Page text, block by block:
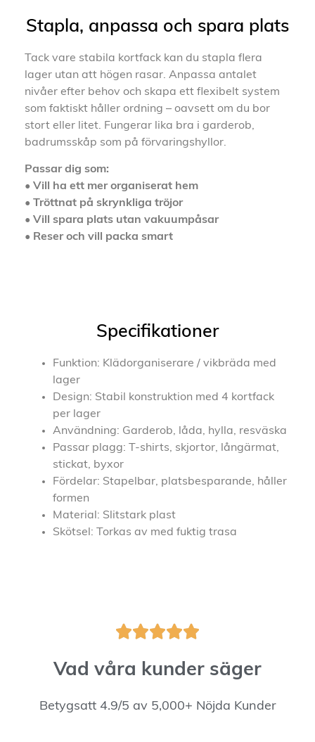
Stapla, anpassa och spara plats
Tack vare stabila kortfack kan du stapla flera
lager utan att högen rasar. Anpassa antalet
nivåer efter behov och skapa ett flexibelt system
som faktiskt håller ordning – oavsett om du bor
stort eller litet. Fungerar lika bra i garderob,
badrumsskåp som på förvaringshyllor.
Passar dig som:
• Vill ha ett mer organiserat hem
• Tröttnat på skrynkliga tröjor
• Vill spara plats utan vakuumpåsar
• Reser och vill packa smart
Specifikationer
Funktion: Klädorganiserare / vikbräda med
lager
Design: Stabil konstruktion med 4 kortfack
per lager
Användning: Garderob, låda, hylla, resväska
Passar plagg: T-shirts, skjortor, långärmat,
stickat, byxor
Fördelar: Stapelbar, platsbesparande, håller
formen
Material: Slitstark plast
Skötsel: Torkas av med fuktig trasa

Vad våra kunder säger
Betygsatt 4.9/5 av 5,000+ Nöjda Kunder